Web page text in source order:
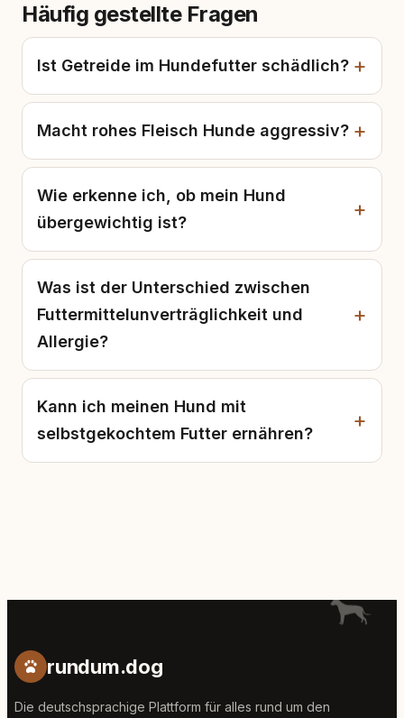
Häufig gestellte Fragen
Ist Getreide im Hundefutter schädlich?
Macht rohes Fleisch Hunde aggressiv?
Wie erkenne ich, ob mein Hund
übergewichtig ist?
Was ist der Unterschied zwischen
Futtermittelunverträglichkeit und
Allergie?
Kann ich meinen Hund mit
selbstgekochtem Futter ernähren?
rundum.dog
Die deutschsprachige Plattform für alles rund um den